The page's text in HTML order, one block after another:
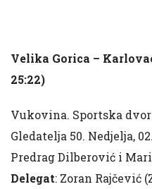
Velika Gorica – Karlovac
25:22)
Vukovina. Sportska
Gledatelja 50. Nedjelja,
Predrag Dilberović i
Delegat: Zoran Rajčević